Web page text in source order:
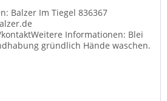
Balzer Im Tiegel 836367
Informationen: Blei
gründlich Hände waschen.